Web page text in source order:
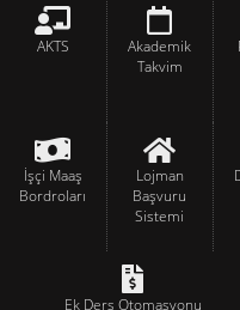
AKTS
Akademik
Takvim
İşçi Maaş
Bordroları
Lojman
Başvuru
Sistemi
Ek Ders Otomasyonu